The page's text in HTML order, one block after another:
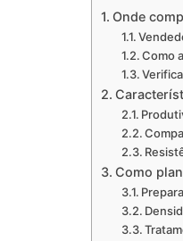
Onde
Como
Como